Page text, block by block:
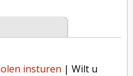
insturen | Wilt u